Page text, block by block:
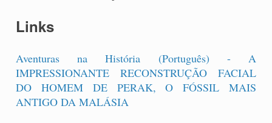
Links
Aventuras na História (Português) - A
IMPRESSIONANTE RECONSTRUÇÃO FACIAL
DO HOMEM DE PERAK, O FÓSSIL MAIS
ANTIGO DA MALÁSIA